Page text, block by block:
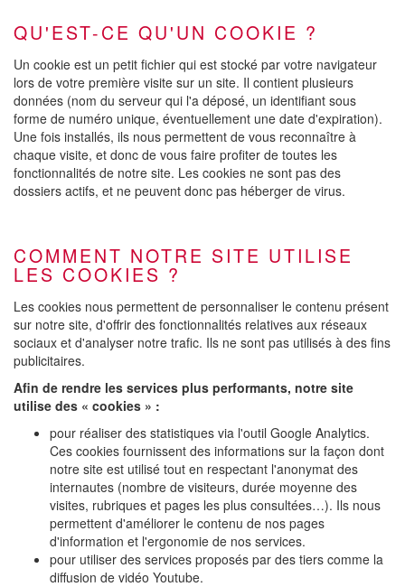
QU'EST-CE QU'UN COOKIE ?
Un cookie est un petit fichier qui est stocké par votre navigateur
lors de votre première visite sur un site. Il contient plusieurs
données (nom du serveur qui l'a déposé, un identifiant sous
forme de numéro unique, éventuellement une date d'expiration).
Une fois installés, ils nous permettent de vous reconnaître à
chaque visite, et donc de vous faire profiter de toutes les
fonctionnalités de notre site. Les cookies ne sont pas des
dossiers actifs, et ne peuvent donc pas héberger de virus.
COMMENT NOTRE SITE UTILISE
LES COOKIES ?
Les cookies nous permettent de personnaliser le contenu présent
sur notre site, d'offrir des fonctionnalités relatives aux réseaux
sociaux et d'analyser notre trafic. Ils ne sont pas utilisés à des fins
publicitaires.
Afin de rendre les services plus performants, notre site
utilise des « cookies » :
pour réaliser des statistiques via l'outil Google Analytics.
Ces cookies fournissent des informations sur la façon dont
notre site est utilisé tout en respectant l'anonymat des
internautes (nombre de visiteurs, durée moyenne des
visites, rubriques et pages les plus consultées…). Ils nous
permettent d'améliorer le contenu de nos pages
d'information et l'ergonomie de nos services.
pour utiliser des services proposés par des tiers comme la
diffusion de vidéo Youtube.